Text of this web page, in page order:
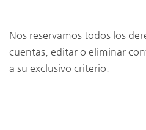
Nos reservamos todos los
cuentas, editar o eliminar
a su exclusivo criterio.